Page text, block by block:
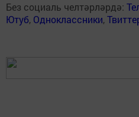
Без социаль челтәрләрдә:
Ютуб, Одноклассники,